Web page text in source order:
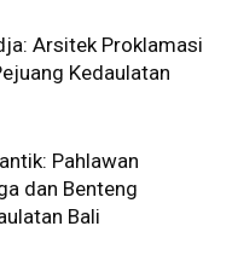
Arsitek Proklamasi
Kedaulatan
Pahlawan
dan Benteng
Bali